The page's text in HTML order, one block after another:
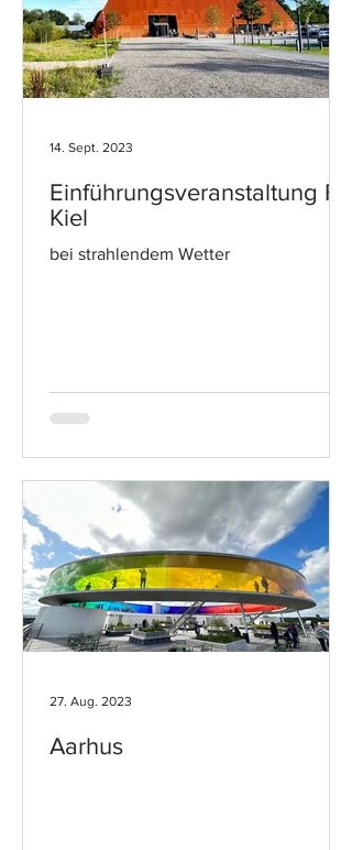
Einführungsveranstaltung FH
Kiel
bei strahlendem Wetter
14. Sept. 2023
Aarhus
27. Aug. 2023